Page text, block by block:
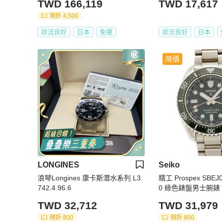
TWD 166,119
現折 4,500
狀況良好 日本 免運
TWD 17,617
狀況良好 日本
LONGINES
浪琴Longines 康卡斯潛水系列 L3.
742.4.96.6
TWD 32,712
現折 800
降價
Seiko
精工 Prospex
0 綠色錶盤男士腕錶
TWD 31,979
現折 800